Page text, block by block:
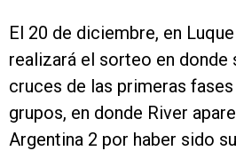
El 20 de diciembre, en
realizará el sorteo en donde
cruces de las primeras
grupos, en donde River
Argentina 2 por haber sido